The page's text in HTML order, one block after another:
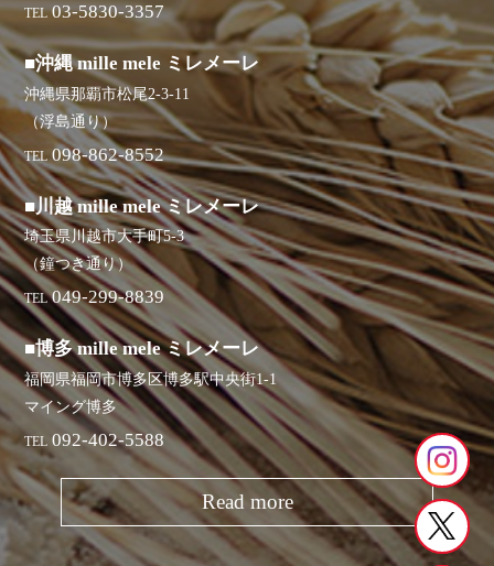
TEL 03-5830-3357
■沖縄 mille mele ミレメーレ
沖縄県那覇市松尾2-3-11
（浮島通り）
TEL 098-862-8552
■川越 mille mele ミレメーレ
埼玉県川越市大手町5-3
（鐘つき通り）
TEL 049-299-8839
■博多 mille mele ミレメーレ
福岡県福岡市博多区博多駅中央街1-1
マイング博多
TEL 092-402-5588
Read more